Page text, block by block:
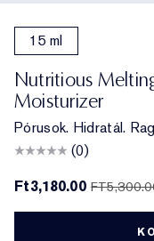
15 ml
Nutritious
Moisturizer
Pórusok. Hidratál.
(0)
Ft3,180.00